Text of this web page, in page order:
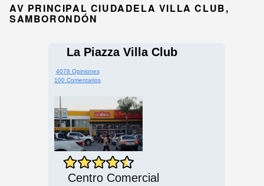
AV PRINCIPAL CIUDADELA VILLA CLUB,
SAMBORONDÓN
La Piazza Villa Club
4078 Opiniones
100 Comentarios
Centro Comercial